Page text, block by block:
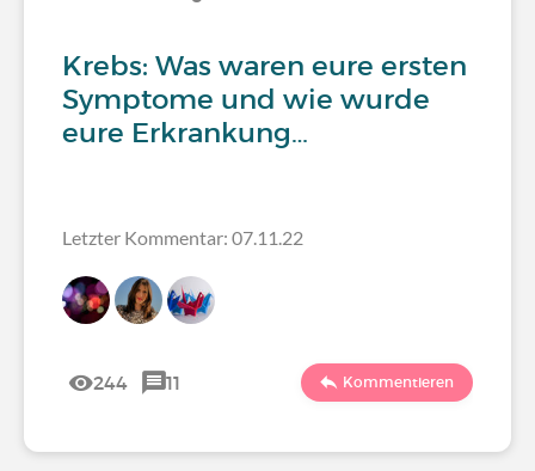
Krebs: Was waren eure ersten
Symptome und wie wurde
eure Erkrankung…
Letzter Kommentar: 07.11.22
244 11 Kommentieren